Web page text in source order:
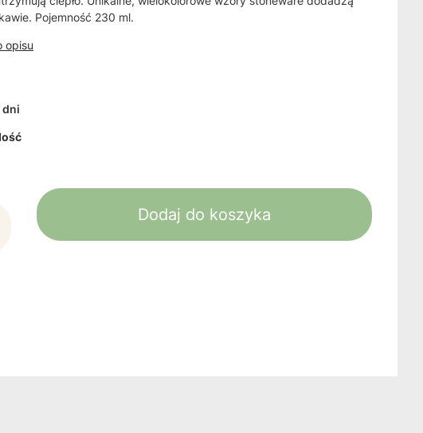
Pojemność 230 ml.
opisu
dni
Dodaj do koszyka